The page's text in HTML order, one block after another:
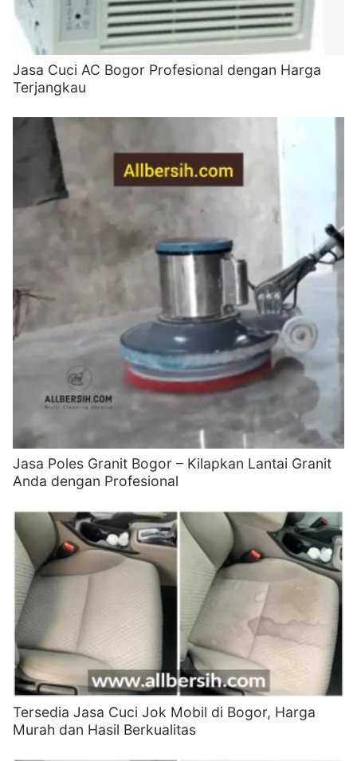
Jasa Cuci AC Bogor Profesional dengan Harga
Terjangkau
Jasa Poles Granit Bogor – Kilapkan Lantai Granit
Anda dengan Profesional
Tersedia Jasa Cuci Jok Mobil di Bogor, Harga
Murah dan Hasil Berkualitas